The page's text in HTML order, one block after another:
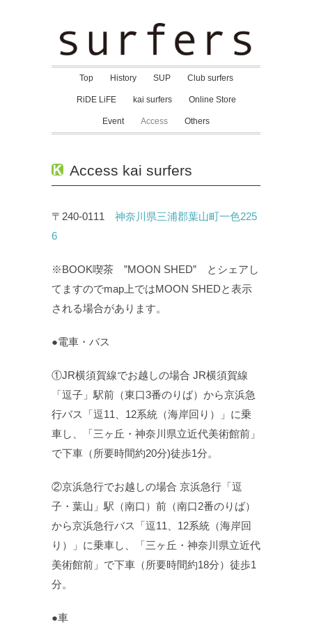
Top History SUP Club surfers
RiDE LiFE kai surfers Online Store
Event Access Others
Access kai surfers
〒240-0111 神奈川県三浦郡葉山町一色225
6
※BOOK喫茶 ”MOON SHED” とシェアし
てますのでmap上ではMOON SHEDと表示
される場合があります。
●電車・バス
①JR横須賀線でお越しの場合 JR横須賀線
「逗子」駅前（東口3番のりば）から京浜急
行バス「逗11、12系統（海岸回り）」に乗
車し、「三ヶ丘・神奈川県立近代美術館前」
で下車（所要時間約20分)徒歩1分。
②京浜急行でお越しの場合 京浜急行「逗
子・葉山」駅（南口）前（南口2番のりば）
から京浜急行バス「逗11、12系統（海岸回
り）」に乗車し、「三ヶ丘・神奈川県立近代
美術館前」で下車（所要時間約18分）徒歩1
分。
●車